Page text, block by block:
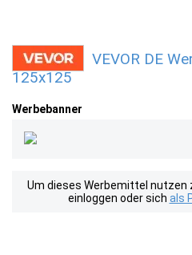
VEVOR DE
125x125
Werbebanner
Um dieses Werbemittel nutzen
einloggen oder sich als